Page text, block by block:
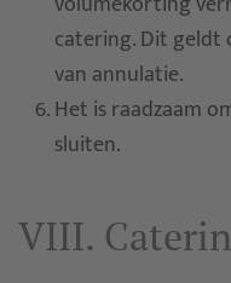
catering. Dit geldt
van annulatie.
Het is raadzaam
sluiten.
VIII.